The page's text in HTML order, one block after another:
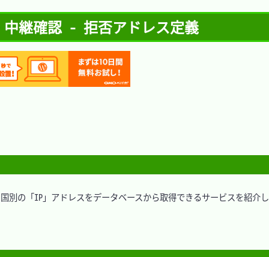
継確認 - 拒否アドレス定義
国別の「IP」アドレスをデータベースから取得できるサービスを紹介